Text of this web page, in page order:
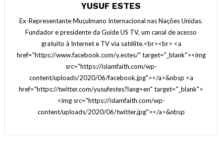
YUSUF ESTES
Ex-Representante Muçulmano Internacional nas Nações Unidas.
Fundador e presidente da Guide US TV, um canal de acesso
gratuito à Internet e TV via satélite.<br><br> <a
href="https://www.facebook.com/y.estes/" target="_blank"><img
src="https://islamfaith.com/wp-
content/uploads/2020/06/facebook.jpg"></a>&nbsp <a
href="https://twitter.com/yusufestes?lang=en" target="_blank">
<img src="https://islamfaith.com/wp-
content/uploads/2020/06/twitter.jpg"></a>&nbsp